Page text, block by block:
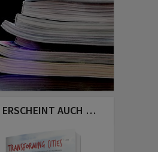
ERSCHEINT AUCH …